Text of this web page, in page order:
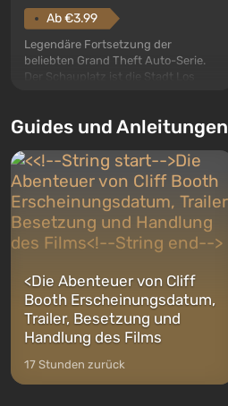
Ab €3.99
Legendäre Fortsetzung der
beliebten Grand Theft Auto-Serie.
Der Schauplatz ist die Stadt Los
ersten Mal erzählt das Spiel die
Charakteren: Michael, Trevor und
Franklin, zwischen denen Sie
jederzeit...
Guides und Anleitungen
<Die Abenteuer von Cliff
Booth Erscheinungsdatum,
Trailer, Besetzung und
Handlung des Films
17 Stunden zurück